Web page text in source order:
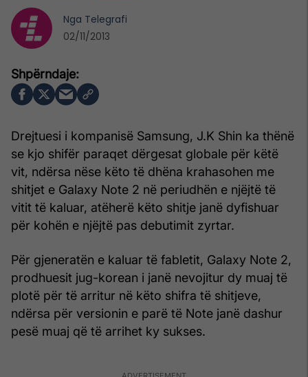
Drejtuesi i kompanisë Samsung, J.K Shin ka thënë
se kjo shifër paraqet dërgesat globale për këtë
vit, ndërsa nëse këto të dhëna krahasohen me
shitjet e Galaxy Note 2 në periudhën e njëjtë të
vitit të kaluar, atëherë këto shitje janë dyfishuar
për kohën e njëjtë pas debutimit zyrtar.
Për gjeneratën e kaluar të fabletit, Galaxy Note 2,
prodhuesit jug-korean i janë nevojitur dy muaj të
plotë për të arritur në këto shifra të shitjeve,
ndërsa për versionin e parë të Note janë dashur
pesë muaj që të arrihet ky sukses.
Nga Telegrafi
02/11/2013